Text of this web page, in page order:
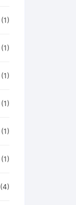
(1)
(1)
(1)
(1)
(1)
(1)
(4)